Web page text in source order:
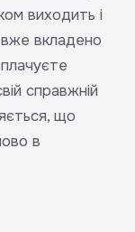
виходить і
вкладено
справжній
що
в